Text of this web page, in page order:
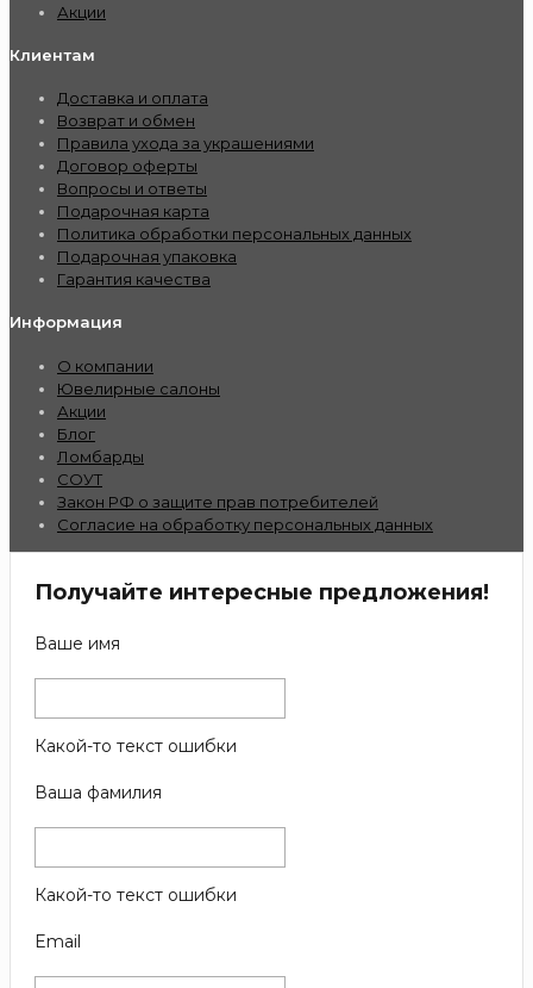
Акции
Клиентам
Доставка и оплата
Возврат и обмен
Правила ухода за украшениями
Договор оферты
Вопросы и ответы
Подарочная карта
Политика обработки персональных данных
Подарочная упаковка
Гарантия качества
Информация
О компании
Ювелирные салоны
Акции
Блог
Ломбарды
СОУТ
Закон РФ о защите прав потребителей
Согласие на обработку персональных данных
Получайте интересные предложения!
Ваше имя
Какой-то текст ошибки
Ваша фамилия
Какой-то текст ошибки
Email